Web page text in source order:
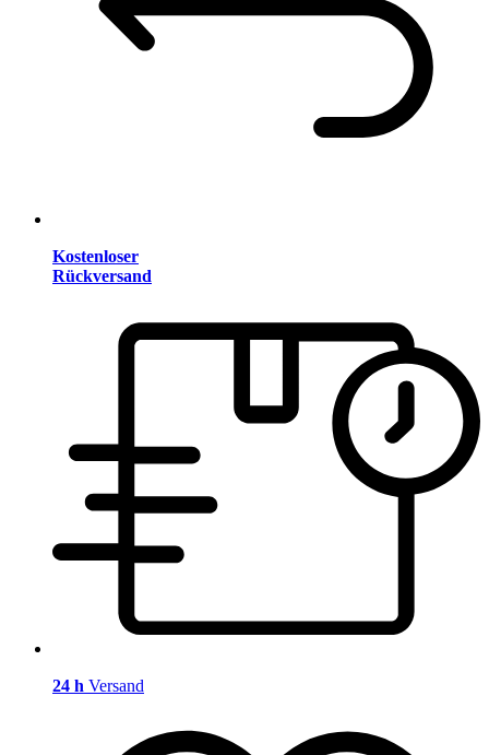
Kostenloser
Rückversand
24 h Versand